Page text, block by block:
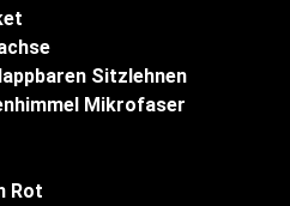
Sitzlehnen
Mikrofaser
Rot